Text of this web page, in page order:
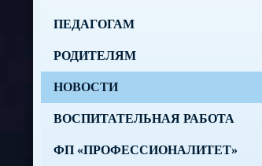
ПЕДАГОГАМ
РОДИТЕЛЯМ
НОВОСТИ
ВОСПИТАТЕЛЬНАЯ РАБОТА
ФП «ПРОФЕССИОНАЛИТЕТ»